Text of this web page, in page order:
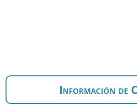
Información de